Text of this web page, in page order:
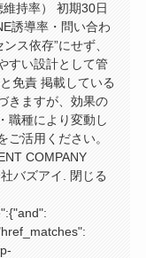
持率） 初期30日
誘導率・問い合わ
ス依存”にせず、
すい設計として管
免責 掲載している
きますが、効果の
職種により変動し
ご活用ください。
COMPANY
バズアイ. 閉じる